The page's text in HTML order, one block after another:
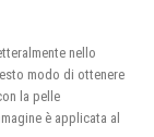
nello
modo di ottenere
la pelle
è applicata al